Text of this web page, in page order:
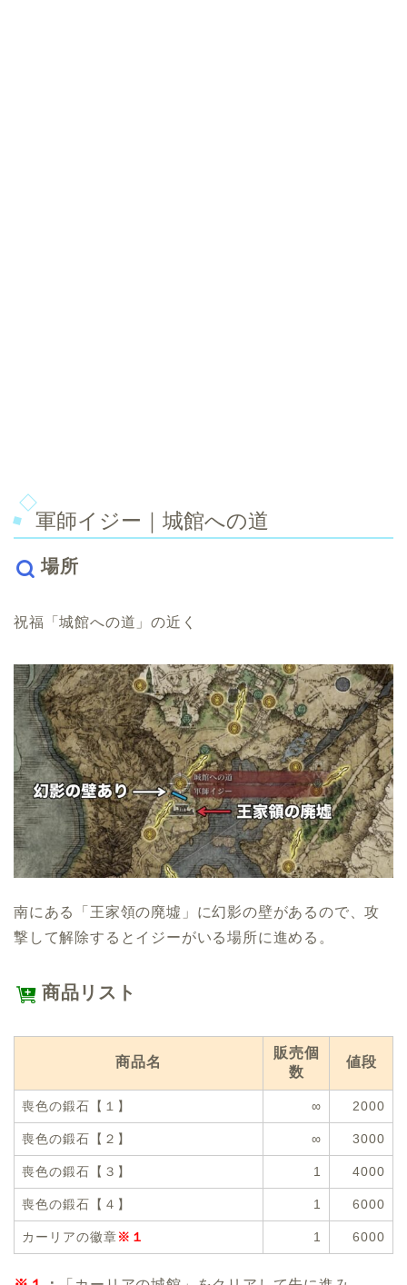
軍師イジー｜城館への道
場所
祝福「城館への道」の近く
南にある「王家領の廃墟」に幻影の壁があるので、攻
撃して解除するとイジーがいる場所に進める。
商品リスト
商品名
販売個
数
値段
喪色の鍛石【１】 ∞ 2000
喪色の鍛石【２】 ∞ 3000
喪色の鍛石【３】 1 4000
喪色の鍛石【４】 1 6000
カーリアの徽章※１ 1 6000